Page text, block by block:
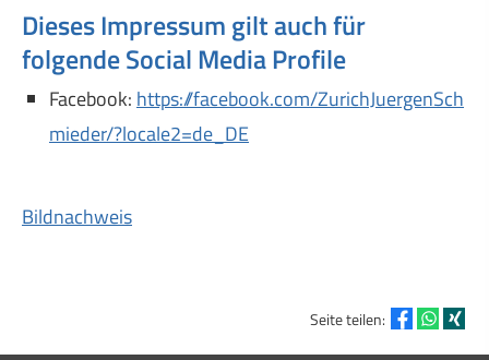
Dieses Impressum gilt auch für
folgende Social Media Profile
Facebook: https://facebook.com/ZurichJuergenSch
mieder/?locale2=de_DE
Bildnachweis
Seite teilen: